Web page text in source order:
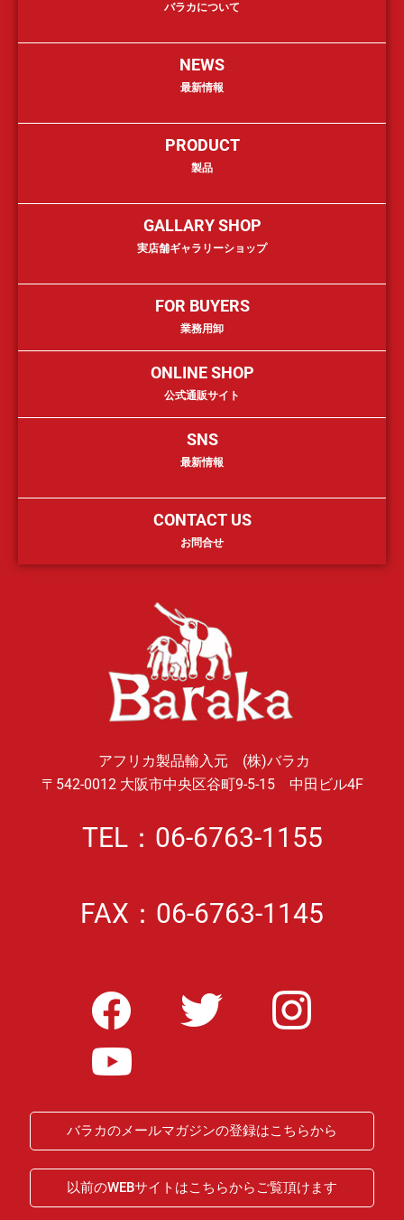
バラカについて
NEWS
最新情報
PRODUCT
製品
GALLARY SHOP
実店舗ギャラリーショップ
FOR BUYERS
業務用卸
ONLINE SHOP
公式通販サイト
SNS
最新情報
CONTACT US
お問合せ
アフリカ製品輸入元 (株)バラカ
〒542-0012 大阪市中央区谷町9-5-15 中田ビル4F
TEL：06-6763-1155
FAX：06-6763-1145
バラカのメールマガジンの登録はこちらから
以前のWEBサイトはこちらからご覧頂けます